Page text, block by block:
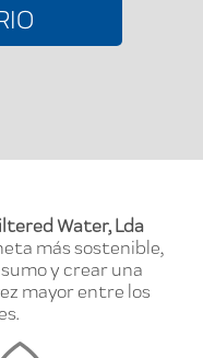
Water, Lda
más sostenible,
y crear una
mayor entre los